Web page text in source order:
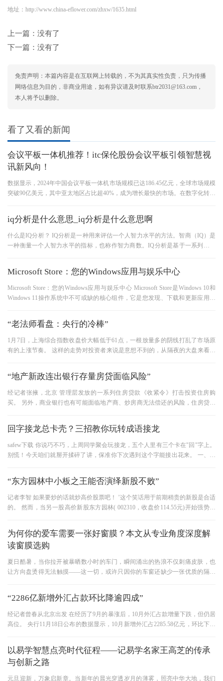
地址：http://www.china-eflower.com/zhxw/1635.html
上一篇：没有了
下一篇：没有了
免责声明：本篇内容是在互联网上转载的，不为其真实性负责，只为传播
网络信息为目的，非商业用途，如有异议请及时联系btr2031@163.com，
本人将予以删除。
看了又看的新闻
会议平板一体机推荐！itc保伦股份会议平板引领智慧视
讯新风向！
数据显示，2024年中国会议平板一体机市场规模已达186.45亿元，全球市场规模
突破90亿美元，其中亚太地区占比超40%，成为增长最快的市场。在数字化转型
iq分析是什么意思_iq分析是什么意思啊
什么是IQ分析？ IQ分析是一种用来评估一个人智力水平的方法。智商（IQ）是
一种衡量一个人智力水平的指标，也称作智力商数。IQ分析是基于一系列标准
Microsoft Store：您的Windows应用与娱乐中心
Microsoft Store：您的Windows应用与娱乐中心 Microsoft Store是Windows 10和
Windows 11操作系统中不可或缺的核心组件，它是您发现、下载和更新应用程
“老法师看盘：央行的冷棒”
1月7日，上海综合指数收盘价大幅低于61点，一根放量多的阴线打乱了市场原
有的上涨节奏。 这样的走势对投资者来说是意想不到的，从隔夜的大盘来看，
“地产新政连出银行存量房贷面临风险”
经记者张掖，北京 管理层发放的一系列住房贷款《收紧令》打击投资住房购
买。 另外，商业银行也有可能面临地产商、炒房商无法偿还的风险，住房贷款
回字接龙总卡壳？三招教你玩转成语接龙
safew下载 你说巧不巧，上周同学聚会玩接龙，五个人里有三个卡在"回"字上。
别慌！今天咱们就掰开揉碎了讲，保准你下次遇到这个字能接出花来。 一、新
“东方园林中小板之王能否演绎新股不败”
记者李智 如果要炒的话就炒高价股票吧！ ’这个笑话用于前期稍贵的新股是合适
的。 然而，当另一股高价新股东方园林( 002310，收盘价114.55元)开始强势增
为何你的爱车需要一张好窗膜？本文从专业角度深度解
读窗膜选购
夏日酷暑，当你拉开被暴晒数小时的车门，瞬间涌出的热浪不仅刺痛皮肤，也
让方向盘烫得无法触摸——这一切，或许只因你的车窗还缺少一张优质的隔热
“2286亿新增外汇占款环比降逾四成”
经记者曾春从北京出发 在经历了9月的暴涨后，10月外汇占款增量下跌，但仍居
高位。 央行11月18日公布的数据显示，10月新增外汇占2285.58亿元，环比下降
以易学智慧点亮时代征程——记易学名家王高芝的传承
与创新之路
元旦迎新，万象启新章。当新年的晨光穿透岁月的薄雾，照亮中华大地，我们